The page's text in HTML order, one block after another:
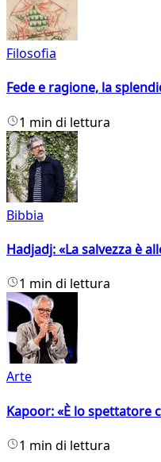
Filosofia
Fede e ragione, la
1 min di lettura
Bibbia
Hadjadj: «La salvezza è
1 min di lettura
Arte
Kapoor: «È lo spettatore
1 min di lettura